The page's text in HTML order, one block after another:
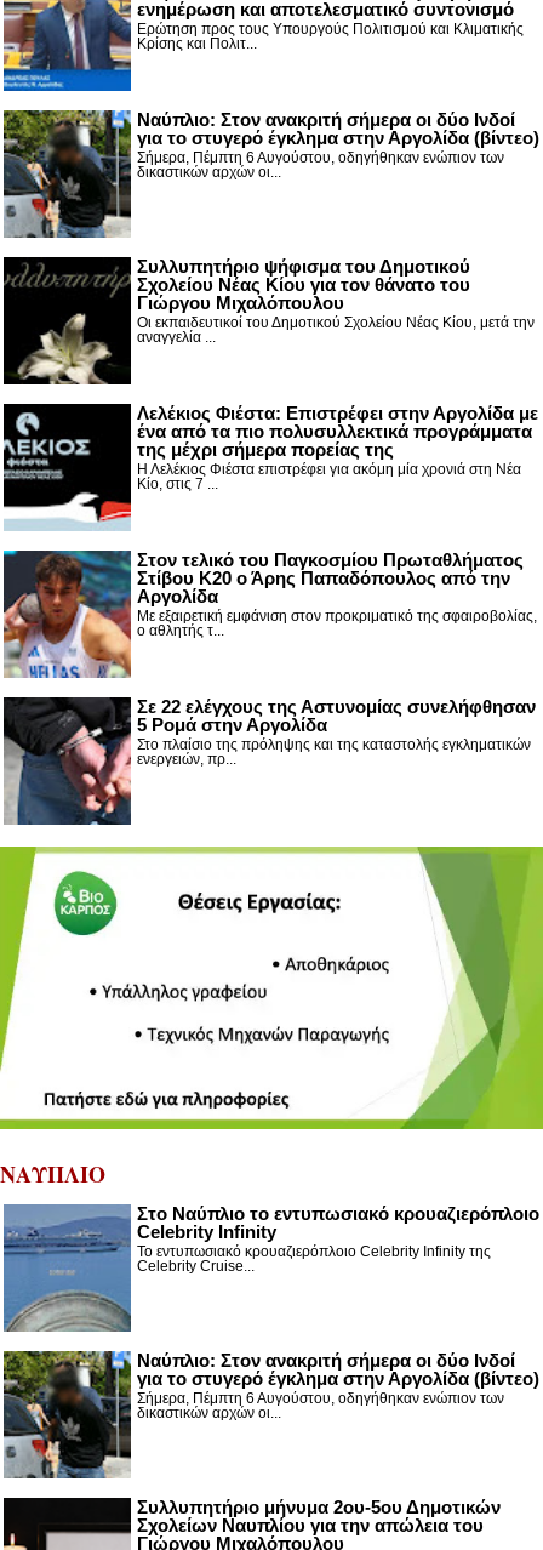
ενημέρωση και αποτελεσματικό συντονισμό
Ερώτηση προς τους Υπουργούς Πολιτισμού και Κλιματικής
Κρίσης και Πολιτ...
Nαύπλιο: Στον ανακριτή σήμερα οι δύο Ινδοί
για το στυγερό έγκλημα στην Αργολίδα (βίντεο)
Σήμερα, Πέμπτη 6 Αυγούστου, οδηγήθηκαν ενώπιον των
δικαστικών αρχών οι...
Συλλυπητήριο ψήφισμα του Δημοτικού
Σχολείου Νέας Κίου για τον θάνατο του
Γιώργου Μιχαλόπουλου
Οι εκπαιδευτικοί του Δημοτικού Σχολείου Νέας Κίου, μετά την
αναγγελία ...
Λελέκιος Φιέστα: Επιστρέφει στην Αργολίδα με
ένα από τα πιο πολυσυλλεκτικά προγράμματα
της μέχρι σήμερα πορείας της
Η Λελέκιος Φιέστα επιστρέφει για ακόμη μία χρονιά στη Νέα
Κίο, στις 7 ...
Στον τελικό του Παγκοσμίου Πρωταθλήματος
Στίβου Κ20 ο Άρης Παπαδόπουλος από την
Αργολίδα
Με εξαιρετική εμφάνιση στον προκριματικό της σφαιροβολίας,
ο αθλητής τ...
Σε 22 ελέγχους της Αστυνομίας συνελήφθησαν
5 Ρομά στην Αργολίδα
Στο πλαίσιο της πρόληψης και της καταστολής εγκληματικών
ενεργειών, πρ...
ΝΑΥΠΛΙΟ
Στο Ναύπλιο το εντυπωσιακό κρουαζιερόπλοιο
Celebrity Infinity
Το εντυπωσιακό κρουαζιερόπλοιο Celebrity Infinity της
Celebrity Cruise...
Nαύπλιο: Στον ανακριτή σήμερα οι δύο Ινδοί
για το στυγερό έγκλημα στην Αργολίδα (βίντεο)
Σήμερα, Πέμπτη 6 Αυγούστου, οδηγήθηκαν ενώπιον των
δικαστικών αρχών οι...
Συλλυπητήριο μήνυμα 2ου-5ου Δημοτικών
Σχολείων Ναυπλίου για την απώλεια του
Γιώργου Μιχαλόπουλου